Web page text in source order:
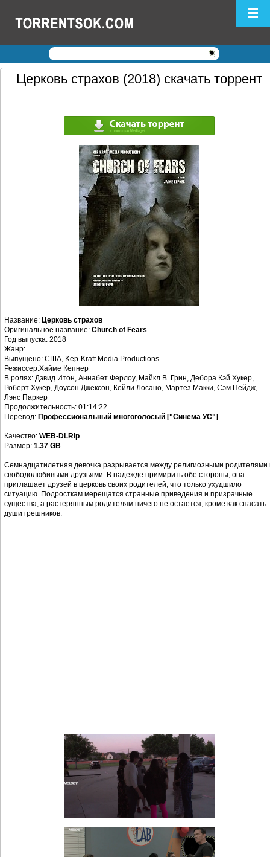
Логин: Пароль:
Забыли пароль?
Церковь страхов (2018) скачать торрент
Название: Церковь страхов
Оригинальное название: Church of Fears
Год выпуска: 2018
Жанр:
Выпущено: США, Kep-Kraft Media Productions
Режиссер:Хайме Кепнер
В ролях: Дэвид Итон, Аннабет Ферлоу, Майкл В. Грин, Дебора Кэй Хукер,
Роберт Хукер, Доусон Джексон, Кейли Лосано, Мартез Макки, Сэм Пейдж,
Лэнс Паркер
Продолжительность: 01:14:22
Перевод: Профессиональный многоголосый ["Синема УС"]
Качество: WEB-DLRip
Размер: 1.37 GB
Семнадцатилетняя девочка разрывается между религиозными родителями
свободолюбивыми друзьями. В надежде примирить обе стороны, она
приглашает друзей в церковь своих родителей, что только ухудшило
ситуацию. Подросткам мерещатся странные приведения и призрачные
существа, а растерянным родителям ничего не остается, кроме как спасать
души грешников.